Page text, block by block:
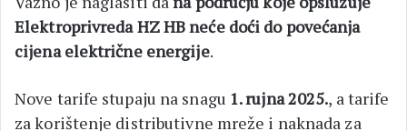
Elektroprivreda HZ HB neće doći do povećanja
cijena električne energije.
Nove tarife stupaju na snagu 1. rujna 2025., a tarife
za korištenje distributivne mreže i naknada za